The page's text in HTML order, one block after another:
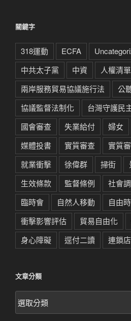
關鍵字
318運動 ECFA
中共太子黨
中資
人權清單
兩岸服務貿易協議施行法
公
協議監督法制化
台灣守護民
國會審查
失業給付 婦女
媒體投書
實質審查 實質
就業衝擊
徐偉群 掃街
生效條款
監督條例 社會
臨時會
自然人移動 自由
衝擊影響評估
貿易自由化
身心障礙
逕付二讀 連鎖店
文章分類
文
章